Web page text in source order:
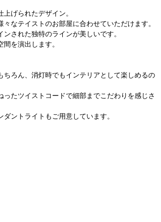
げられたデザイン。
なテイストのお部屋に合わせていただけます。
された独特のラインが美しいです。
を演出します。
ちろん、消灯時でもインテリアとして楽しめるの
たツイストコードで細部までこだわりを感じさ
ントライトもご用意しています。